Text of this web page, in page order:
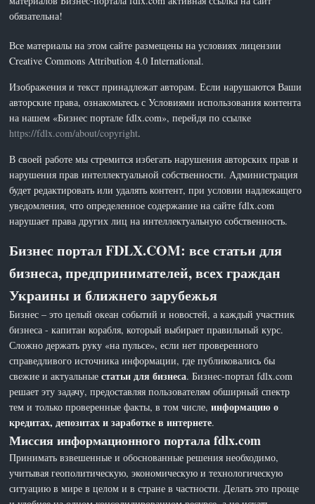
обязательна!
Все материалы на этом сайте размещены на условиях лицензии
Creative Commons Attribution 4.0 International.
Изображения и текст принадлежат авторам. Если нарушаются Ваши
авторские права, ознакомьтесь с Условиями использования контента
на нашем «Бизнес портале fdlx.com», перейдя по ссылке
https://fdlx.com/about/copyright.
В своей работе мы стремится избегать нарушения авторских прав и
нарушения прав интеллектуальной собственности. Администрация
будет редактировать или удалять контент, при условии надлежащего
уведомления, что определенное содержание на сайте fdlx.com
нарушает права других лиц на интеллектуальную собственность.
Бизнес портал FDLX.COM: все статьи для
бизнеса, предпринимателей, всех граждан
Украины и ближнего зарубежья
Бизнес – это целый океан событий и новостей, а каждый участник
бизнеса - капитан корабля, который выбирает правильный курс.
Сложно держать руку «на пульсе», если нет проверенного
справедливого источника информации, где публиковались бы
свежие и актуальныестатьи для бизнеса. Бизнес-портал fdlx.com
решает эту задачу, предоставляя пользователям обширный спектр
тем и только проверенные факты, в том числе,информацию о
кредитах, депозитах и заработке в интернете.
Миссия информационного портала fdlx.com
Принимать взвешенные и обоснованные решения необходимо,
учитывая геополитическую, экономическую и технологическую
ситуацию в мире в целом и в стране в частности. Делать это проще